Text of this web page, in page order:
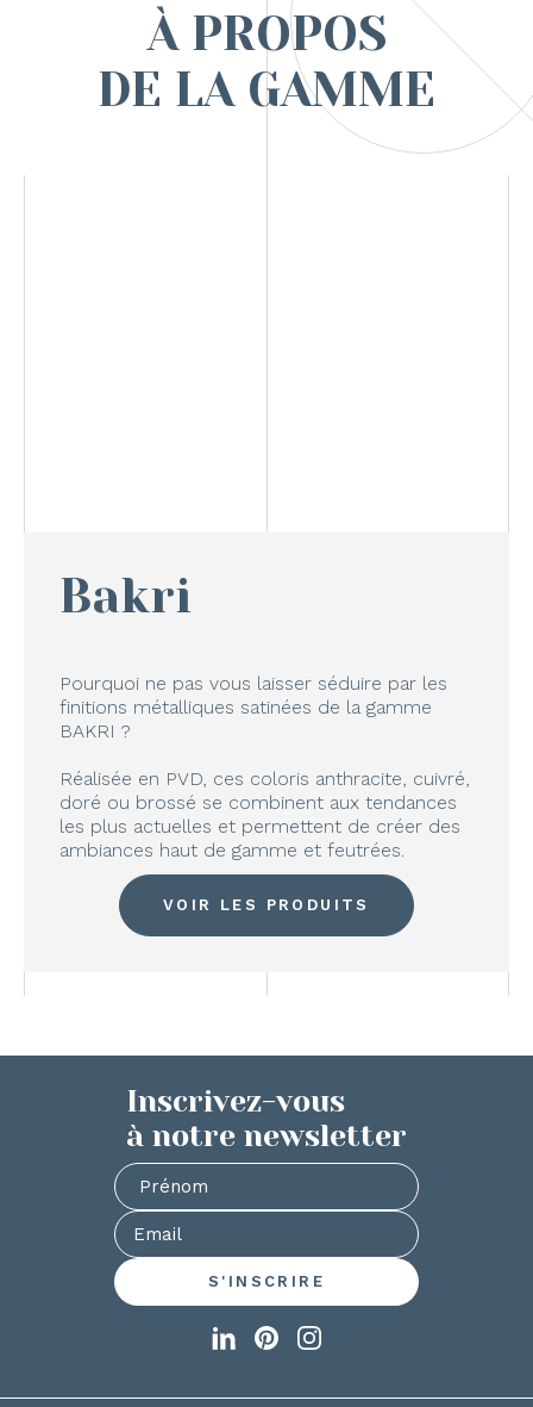
À PROPOS
DE LA GAMME
Bakri
Pourquoi ne pas vous laisser séduire par les
finitions métalliques satinées de la gamme
BAKRI ?
Réalisée en PVD, ces coloris anthracite, cuivré,
doré ou brossé se combinent aux tendances
les plus actuelles et permettent de créer des
ambiances haut de gamme et feutrées.
VOIR LES PRODUITS
Inscrivez-vous
à notre newsletter